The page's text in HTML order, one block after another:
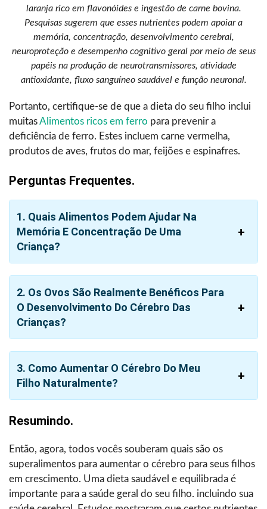
laranja rico em flavonóides e ingestão de carne bovina.
Pesquisas sugerem que esses nutrientes podem apoiar a
memória, concentração, desenvolvimento cerebral,
neuroproteção e desempenho cognitivo geral por meio de seus
papéis na produção de neurotransmissores, atividade
antioxidante, fluxo sanguíneo saudável e função neuronal.
Portanto, certifique-se de que a dieta do seu filho inclui
muitasAlimentos ricos em ferro para prevenir a
deficiência de ferro. Estes incluem carne vermelha,
produtos de aves, frutos do mar, feijões e espinafres.
Perguntas Frequentes.
1. Quais Alimentos Podem Ajudar Na
Memória E Concentração De Uma
Criança?
2. Os Ovos São Realmente Benéficos Para
O Desenvolvimento Do Cérebro Das
Crianças?
3. Como Aumentar O Cérebro Do Meu
Filho Naturalmente?
Resumindo.
Então, agora, todos vocês souberam quais são os
superalimentos para aumentar o cérebro para seus filhos
em crescimento. Uma dieta saudável e equilibrada é
importante para a saúde geral do seu filho. incluindo sua